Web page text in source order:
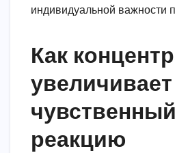
индивидуальной важности
Как
увеличивает
чувственный
реакцию